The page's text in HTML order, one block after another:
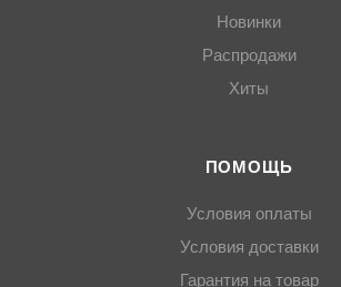
Новинки
Распродажи
Хиты
ПОМОЩЬ
Условия оплаты
Условия доставки
Гарантия на товар